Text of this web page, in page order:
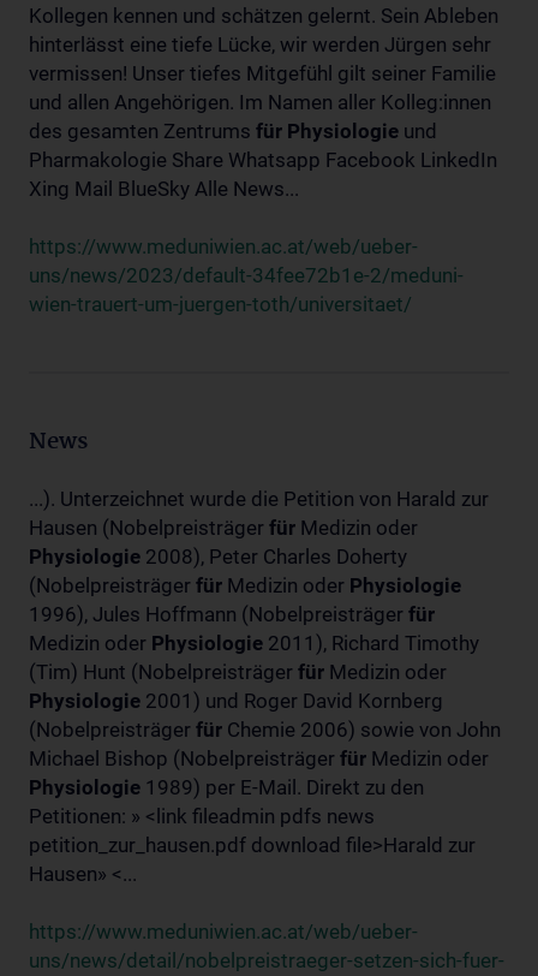
Kollegen kennen und schätzen gelernt. Sein Ableben
hinterlässt eine tiefe Lücke, wir werden Jürgen sehr
vermissen! Unser tiefes Mitgefühl gilt seiner Familie
und allen Angehörigen. Im Namen aller Kolleg:innen
des gesamten Zentrums für Physiologie und
Pharmakologie Share Whatsapp Facebook LinkedIn
Xing Mail BlueSky Alle News...
https://www.meduniwien.ac.at/web/ueber-
uns/news/2023/default-34fee72b1e-2/meduni-
wien-trauert-um-juergen-toth/universitaet/
News
...). Unterzeichnet wurde die Petition von Harald zur
Hausen (Nobelpreisträger für Medizin oder
Physiologie 2008), Peter Charles Doherty
(Nobelpreisträger für Medizin oder Physiologie
1996), Jules Hoffmann (Nobelpreisträger für
Medizin oder Physiologie 2011), Richard Timothy
(Tim) Hunt (Nobelpreisträger für Medizin oder
Physiologie 2001) und Roger David Kornberg
(Nobelpreisträger für Chemie 2006) sowie von John
Michael Bishop (Nobelpreisträger für Medizin oder
Physiologie 1989) per E-Mail. Direkt zu den
Petitionen: » <link fileadmin pdfs news
petition_zur_hausen.pdf download file>Harald zur
Hausen» <...
https://www.meduniwien.ac.at/web/ueber-
uns/news/detail/nobelpreistraeger-setzen-sich-fuer-